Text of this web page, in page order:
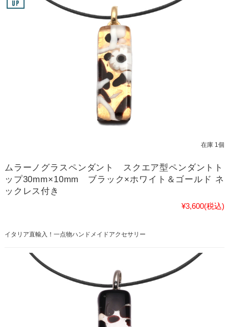
在庫 1個
ムラーノグラスペンダント スクエア型ペンダントト
ップ30mm×10mm ブラック×ホワイト＆ゴールド ネ
ックレス付き
¥3,600(税込)
イタリア直輸入！一点物ハンドメイドアクセサリー